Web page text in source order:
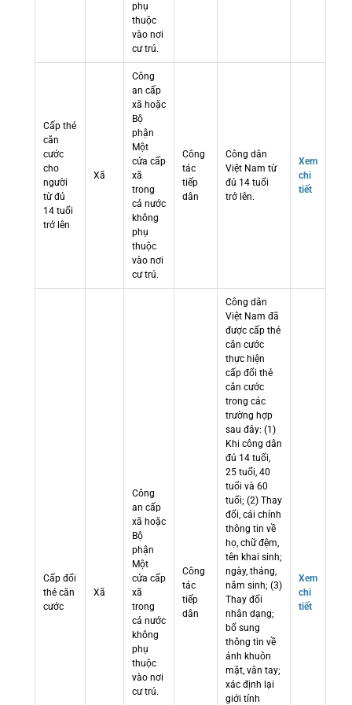
phụ
thuộc
vào nơi
cư trú.
Cấp thẻ
căn
cước
cho
người
từ đủ
14 tuổi
trở lên
Xã
Công
an cấp
xã hoặc
Bộ
phận
Một
cửa cấp
xã
trong
cả nước
không
phụ
thuộc
vào nơi
cư trú.
Công
tác
tiếp
dân
Công dân
Việt Nam từ
đủ 14 tuổi
trở lên.
Xem
chi
tiết
Cấp đổi
thẻ căn
cước
Xã
Công
an cấp
xã hoặc
Bộ
phận
Một
cửa cấp
xã
trong
cả nước
không
phụ
thuộc
vào nơi
cư trú.
Công
tác
tiếp
dân
Công dân
Việt Nam đã
được cấp thẻ
căn cước
thực hiện
cấp đổi thẻ
căn cước
trong các
trường hợp
sau đây: (1)
Khi công dân
đủ 14 tuổi,
25 tuổi, 40
tuổi và 60
tuổi; (2) Thay
đổi, cải chính
thông tin về
họ, chữ đệm,
tên khai sinh;
ngày, tháng,
năm sinh; (3)
Thay đổi
nhân dạng;
bổ sung
thông tin về
ảnh khuôn
mặt, vân tay;
xác định lại
giới tính
Xem
chi
tiết